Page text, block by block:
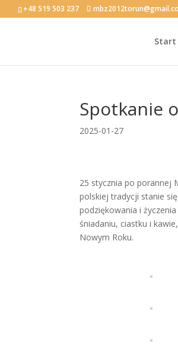
+48 519 503 237
Start
Spotkanie
2025-01-27
25 stycznia po porannej
polskiej tradycji stanie
podziękowania i
śniadaniu, ciastku i
Nowym Roku.